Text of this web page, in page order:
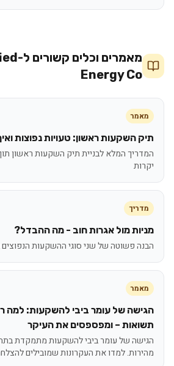
מאמרים וכלים קשורים ל-
Energy Co
מאמר
תיק השקעות ראשון: טעויות נפוצות
המדריך המלא לבניית תיק השקעות ראשון
יקרות
מדריך
מניות מול אגרות חוב - מה ההבדל?
הבנה פשוטה של שני סוגי ההשקעות הנפוצים
מאמר
הגישה של עומר ביבי להשקעות: למה
תשואות – ומפספסים את העיקר
הגישה של עומר ביבי להשקעות מתמקדת
מהירות. למדו את העקרונות שמובילים